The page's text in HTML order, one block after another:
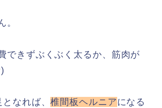
。
できずぶくぶく太るか、筋肉が
となれば、椎間板ヘルニアになる